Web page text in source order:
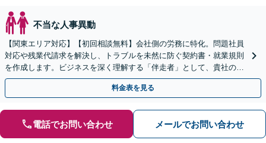
不当な人事異動
【関東エリア対応】【初回相談無料】会社側の労務に特化。問題社員
対応や残業代請求を解決し、トラブルを未然に防ぐ契約書・就業規則
を作成します。ビジネスを深く理解する「伴走者」として、貴社の利
益と今後の事業成長を守り抜きます。
料金表を見る
電話でお問い合わせ メールでお問い合わせ